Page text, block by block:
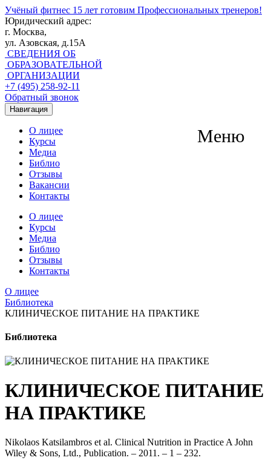
Учёный фитнес 15 лет готовим Профессиональных тренеров!
Юридический адрес:
г. Москва,
ул. Азовская, д.15А
СВЕДЕНИЯ ОБ
ОБРАЗОВАТЕЛЬНОЙ
ОРГАНИЗАЦИИ
+7 (495) 258-92-11
Обратный звонок
Навигация
Меню
О лицее
Курсы
Медиа
Библио
Отзывы
Вакансии
Контакты
О лицее
Курсы
Медиа
Библио
Отзывы
Контакты
О лицее
Библиотека
КЛИНИЧЕСКОЕ ПИТАНИЕ НА ПРАКТИКЕ
Библиотека
КЛИНИЧЕСКОЕ ПИТАНИЕ
НА ПРАКТИКЕ
Nikolaos Katsilambros et al. Clinical Nutrition in Practice A John
Wiley & Sons, Ltd., Publication. – 2011. – 1 – 232.